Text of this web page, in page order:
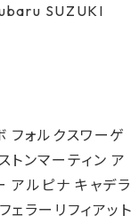
SUZUKI
フォルクスワーゲ
トンマーティン ア
アルピナ キャデラ
ェラーリフィアット